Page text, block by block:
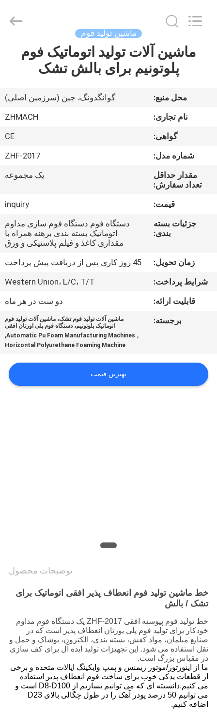
صفحه
محصولات
کنترل
ما
تماس
نقل قول
equipment
ماشین تولید فوم
ماشین آلات تولید اتوماتیک فوم
پلوتونیم برای بالش تشک
محل منبع:
گوانگدونگ، چین (سرزمین اصلی)
نام تجاری:
ZHMACH
گواهی:
CE
شماره مدل:
ZHF-2017
مقدار حداقل
تعداد سفارش:
یک مجموعه
قیمت:
inquiry
جزئیات بسته
بندی:
دستگاه فوم دستگاه فوم سازی مداوم
اتوماتیک بسته بندی برهنه همراه با
مقداری کاغذ و فیلم پلاستیکی و ورق
زمان تحویل:
45 روز کاری پس از دریافت پیش پرداخت
شرایط پرداخت:
Western Union، L/C، T/T
قابلیت ارائه:
دو ست در هر ماه
برجسته:
ماشین آلات تولید فوم تشک، ماشین آلات تولید فوم
اتوماتیک پلوتونیم، دستگاه فوم پلی اورتان افقی
,
Automatic Pu Foam Manufacturing Machines
,
Horizontal Polyurethane Foaming Machine
بهترین قیمت
توضیحات محصول
خط ماشین تولید فوم انعطاف پذیر افقی اتوماتیک برای
تشک / بالش
خط تولید فوم پیوسته افقی ZHF-2017 یک دستگاه فوم مداوم
خودکار برای تولید فوم پلی یورتان انعطاف پذیر است که در
صنایع مبلمان، مواد کفش، بسته بندی، الکترون، پوشاک و حمل و
نقل استفاده می شود. این تجهیزات تولید ایده آل برای کف سازی
در مقیاس بزرگ است.
ما از اینورتور/موتور زیمنس و پمپ وایکینگ ایالات متحده و برخی
از قطعات یدکی خوب برای ساخت فوم انعطاف پذیر استفاده
می کنیم.دانسیته ای که می توانیم بسازیم از D8-D100 است و
می توانیم 50 درصد پودر آهک را در طول چگالی بالای D23
اضافه کنیم.